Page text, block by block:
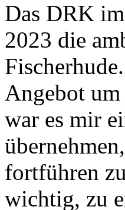
Das DRK
2023 die
Angebot
war es mir
fortführen
wichtig, zu